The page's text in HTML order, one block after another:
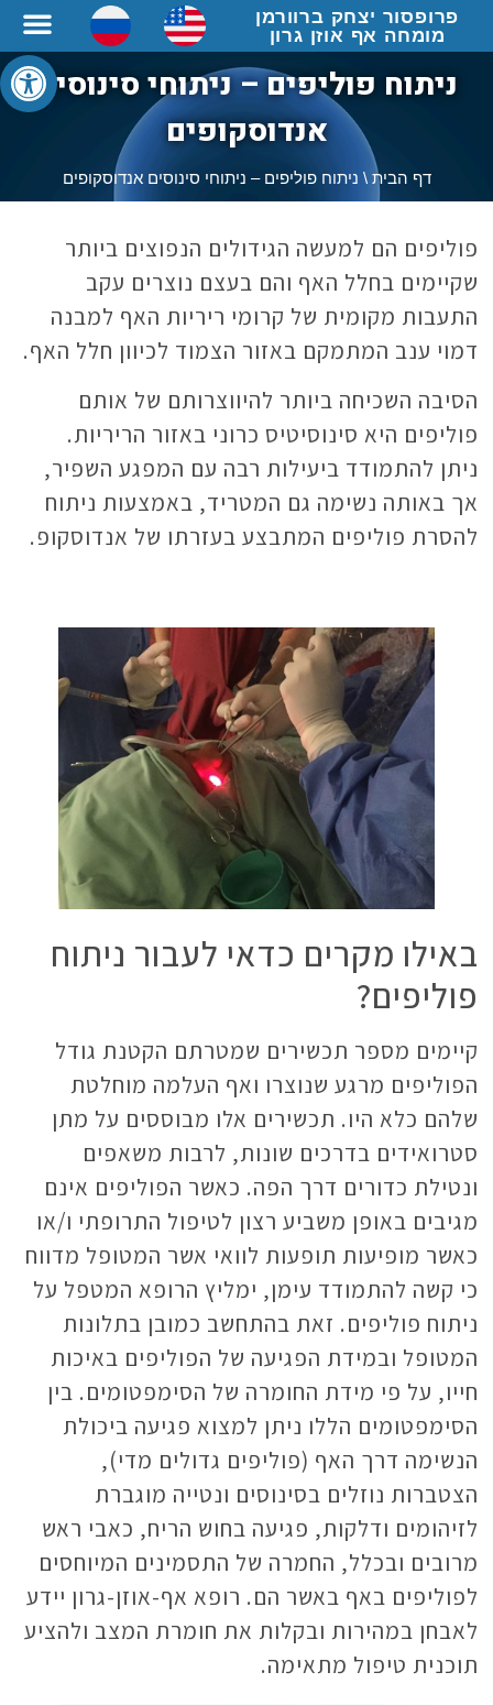
פרופסור יצחק ברוורמן
מומחה אף אוזן גרון
ניתוח פוליפים – ניתוחי סינוסים
אנדוסקופים
דף הבית \ ניתוח פוליפים – ניתוחי סינוסים אנדוסקופים
פוליפים הם למעשה הגידולים הנפוצים ביותר
שקיימים בחלל האף והם בעצם נוצרים עקב
התעבות מקומית של קרומי ריריות האף למבנה
דמוי ענב המתמקם באזור הצמוד לכיוון חלל האף.
הסיבה השכיחה ביותר להיווצרותם של אותם
פוליפים היא סינוסיטיס כרוני באזור הריריות.
ניתן להתמודד ביעילות רבה עם המפגע השפיר,
אך באותה נשימה גם המטריד, באמצעות ניתוח
להסרת פוליפים המתבצע בעזרתו של אנדוסקופ.
באילו מקרים כדאי לעבור ניתוח
פוליפים?
קיימים מספר תכשירים שמטרתם הקטנת גודל
הפוליפים מרגע שנוצרו ואף העלמה מוחלטת
שלהם כלא היו. תכשירים אלו מבוססים על מתן
סטרואידים בדרכים שונות, לרבות משאפים
ונטילת כדורים דרך הפה. כאשר הפוליפים אינם
מגיבים באופן משביע רצון לטיפול התרופתי ו/או
כאשר מופיעות תופעות לוואי אשר המטופל מדווח
כי קשה להתמודד עימן, ימליץ הרופא המטפל על
ניתוח פוליפים. זאת בהתחשב כמובן בתלונות
המטופל ובמידת הפגיעה של הפוליפים באיכות
חייו, על פי מידת החומרה של הסימפטומים. בין
הסימפטומים הללו ניתן למצוא פגיעה ביכולת
הנשימה דרך האף (פוליפים גדולים מדי),
הצטברות נוזלים בסינוסים ונטייה מוגברת
לזיהומים ודלקות, פגיעה בחוש הריח, כאבי ראש
מרובים ובכלל, החמרה של התסמינים המיוחסים
לפוליפים באף באשר הם. רופא אף-אוזן-גרון יידע
לאבחן במהירות ובקלות את חומרת המצב ולהציע
תוכנית טיפול מתאימה.
פתח